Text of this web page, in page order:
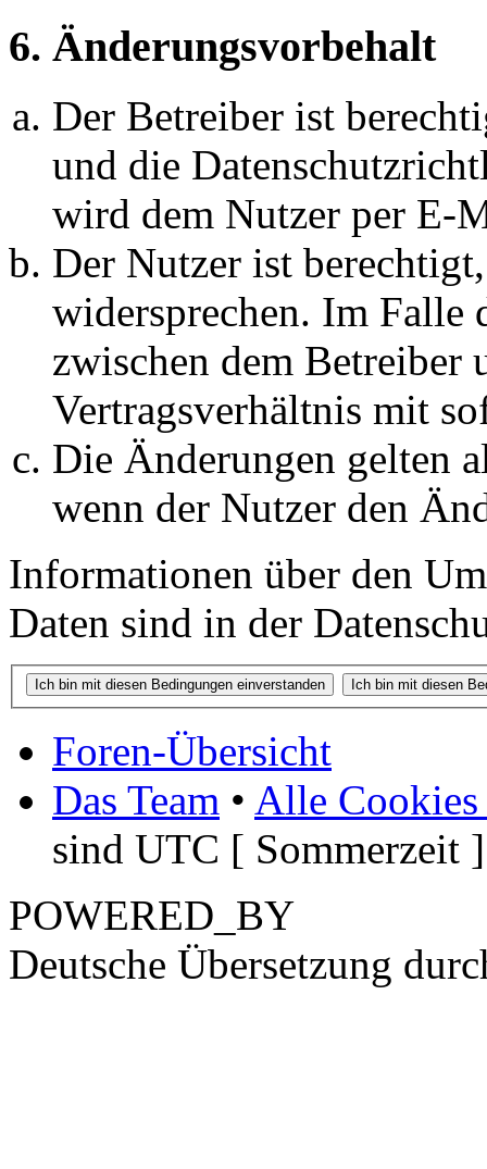
6. Änderungsvorbehalt
Der Betreiber ist
und die
wird dem Nutzer per E-
Der Nutzer ist
widersprechen. Im Falle
zwischen dem Betreiber
Vertragsverhältnis mit
Die Änderungen gelten
wenn der Nutzer den
Informationen über den
Daten sind in der
Foren-Übersicht
Das Team • Alle Cookies
sind UTC [ Sommerzeit ]
POWERED_BY
Deutsche Übersetzung